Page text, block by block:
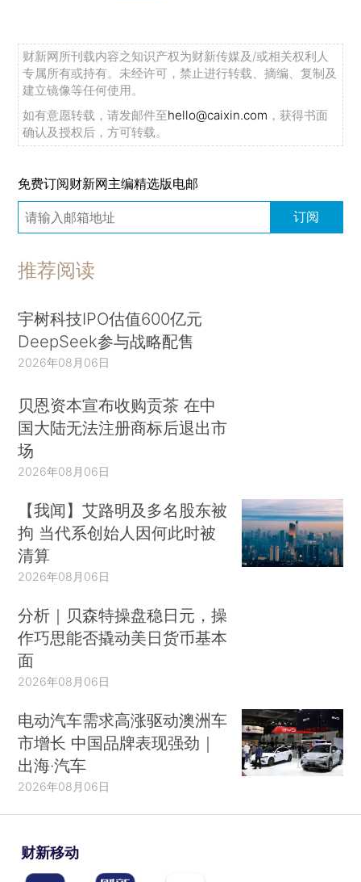
财新网所刊载内容之知识产权为财新传媒及/或相关权利人
专属所有或持有。未经许可，禁止进行转载、摘编、复制及
建立镜像等任何使用。
如有意愿转载，请发邮件至hello@caixin.com ，获得书面
确认及授权后，方可转载。
免费订阅财新网主编精选版电邮
订阅
推荐阅读
宇树科技IPO估值600亿元
DeepSeek参与战略配售
2026年08月06日
贝恩资本宣布收购贡茶 在中
国大陆无法注册商标后退出市
场
2026年08月06日
【我闻】艾路明及多名股东被
拘 当代系创始人因何此时被
清算
2026年08月06日
分析｜贝森特操盘稳日元，操
作巧思能否撬动美日货币基本
面
2026年08月06日
电动汽车需求高涨驱动澳洲车
市增长 中国品牌表现强劲｜
出海·汽车
2026年08月06日
财新移动